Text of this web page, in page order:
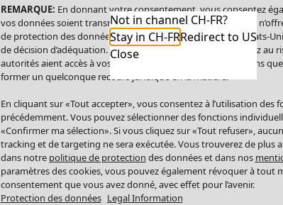
Not in channel CH-FR?
Stay in CH-FRRedirect to US
Close
REMARQUE: En donnant votre consentement, vous consentez
vos données soient transmises aux États-Unis. Les États-Unis
de protection des données comparable à celui de l’UE. Les États-
de décision d’adéquation. Par conséquent, vous vous exposez au
autorités aient accès à vos données à caractère personnel sans
former un quelconque recours juridique en la matière.
En cliquant sur «Tout accepter», vous consentez à l’utilisation des
précédemment. Vous pouvez sélectionner des fonctions
«Confirmer ma sélection». Si vous cliquez sur «Tout refuser»,
tracking et de targeting ne sera exécutée. Vous trouverez de plus
dans notre politique de protection des données et dans nos
paramètres des cookies, vous pouvez également révoquer à tout
consentement que vous avez donné, avec effet pour l’avenir.
Protection des données Legal Information